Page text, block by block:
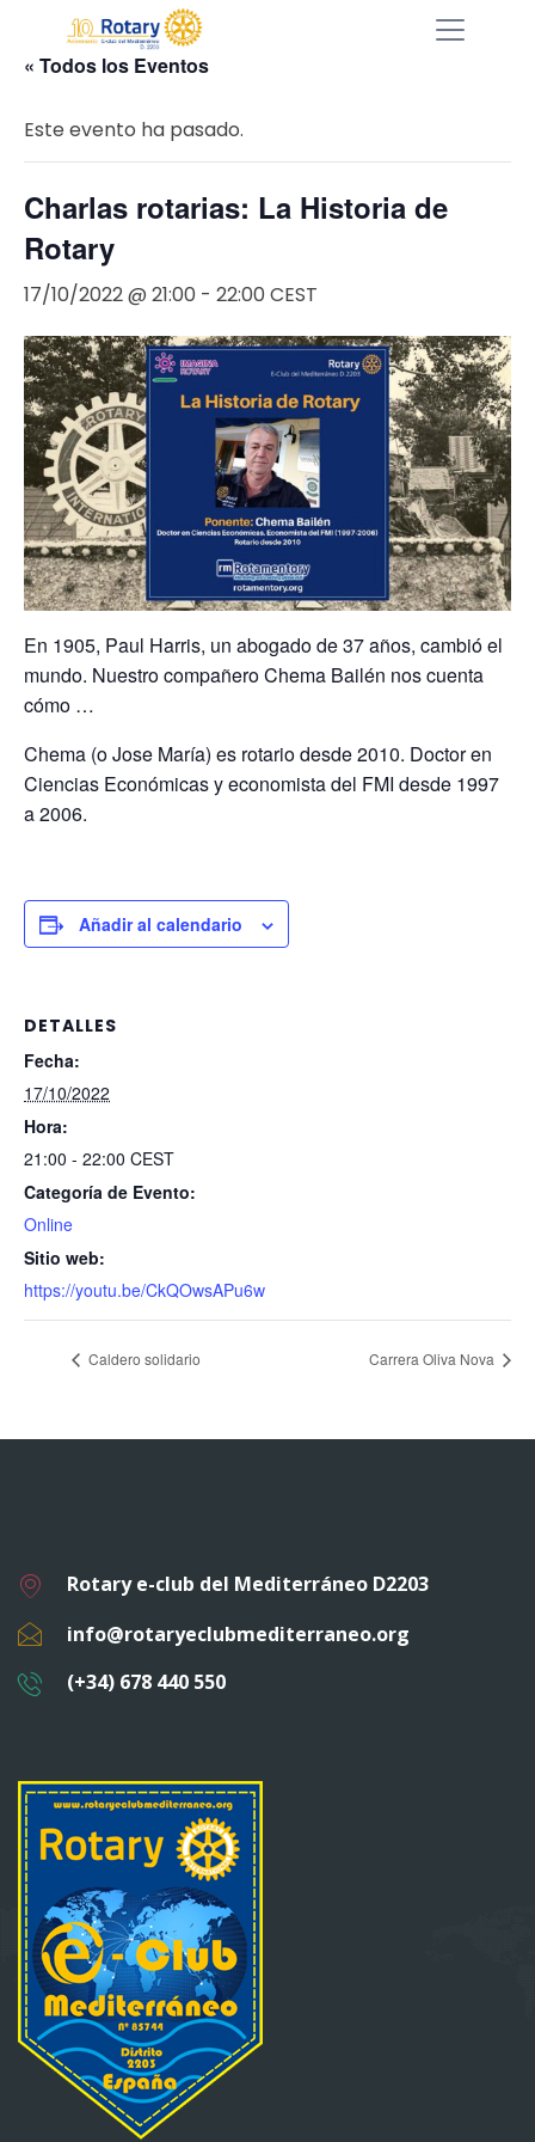
« Todos los Eventos
Este evento ha pasado.
Charlas rotarias: La Historia de
Rotary
17/10/2022 @ 21:00 - 22:00 CEST
En 1905, Paul Harris, un abogado de 37 años, cambió el
mundo. Nuestro compañero Chema Bailén nos cuenta
cómo …
Chema (o Jose María) es rotario desde 2010. Doctor en
Ciencias Económicas y economista del FMI desde 1997
a 2006.
Añadir al calendario
DETALLES
Fecha:
17/10/2022
Hora:
21:00 - 22:00 CEST
Categoría de Evento:
Online
Sitio web:
https://youtu.be/CkQOwsAPu6w
Caldero solidario Carrera Oliva Nova
Rotary e-club del Mediterráneo D2203
info@rotaryeclubmediterraneo.org
(+34) 678 440 550